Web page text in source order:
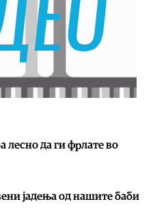
лесно да ги фрлате во
јадења од нашите баби